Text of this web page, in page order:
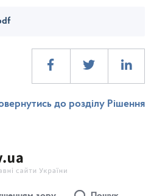
до розділу Рішення